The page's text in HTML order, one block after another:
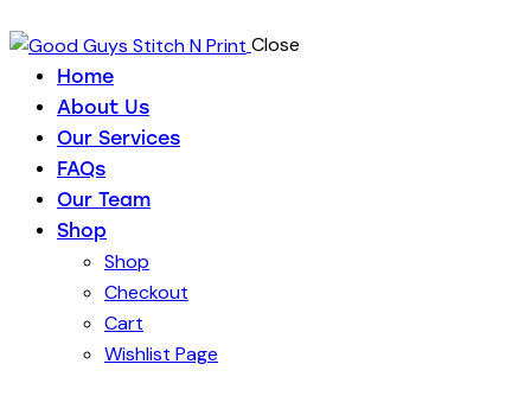
Close
Home
About Us
Our Services
FAQs
Our Team
Shop
Shop
Checkout
Cart
Wishlist Page